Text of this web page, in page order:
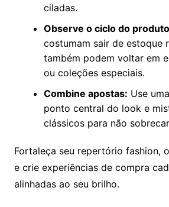
ciladas.
Observe o ciclo do
costumam sair de estoque
também podem voltar em
ou coleções especiais.
Combine apostas: Use
ponto central do look e
clássicos para não
Fortaleça seu repertório fashion,
e crie experiências de compra
alinhadas ao seu brilho.